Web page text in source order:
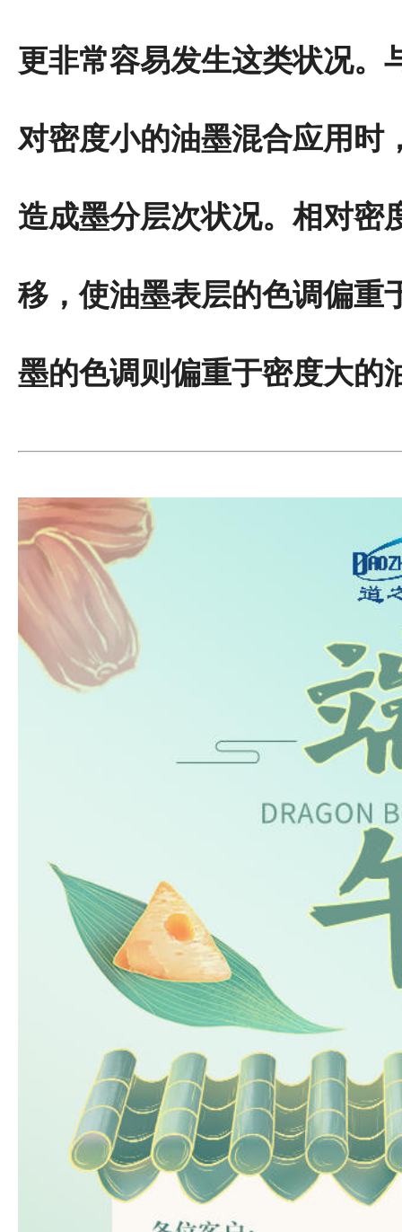
更非常容易发生这类状况。
对密度小的油墨混合应用时
造成墨分层次状况。相对密
移，使油墨表层的色调偏重
墨的色调则偏重于密度大